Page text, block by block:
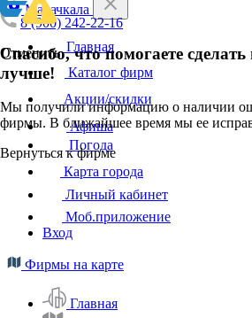
8 (900) 242-22-16
Отменить
Спасибо, что помогаете
лучше!
Мы получили информацию о наличии
фирмы. В ближайшее время мы ее
Вернуться к фирме
Махачкала
Главная
Каталог фирм
Акции/скидки
Афиша
Погода
Карта города
Личный кабинет
Моб.приложение
Вход
Фирмы на карте
Главная